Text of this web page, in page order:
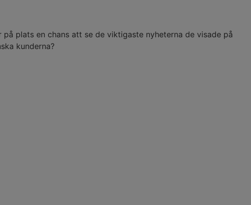
plats en chans att se de viktigaste nyheterna de visade på
kunderna?